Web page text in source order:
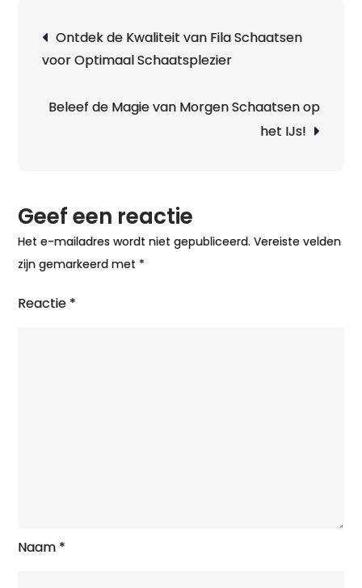
van
voor
Optimaal
Ontdek de Kwaliteit van Fila Schaatsen
voor Optimaal Schaatsplezier
Beleef de Magie van Morgen Schaatsen op
het IJs!
Geef een reactie
Het e-mailadres wordt niet gepubliceerd. Vereiste velden
zijn gemarkeerd met *
Reactie *
Naam *